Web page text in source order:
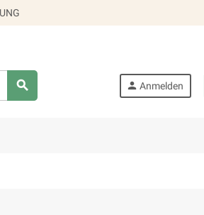
search person Anmelden